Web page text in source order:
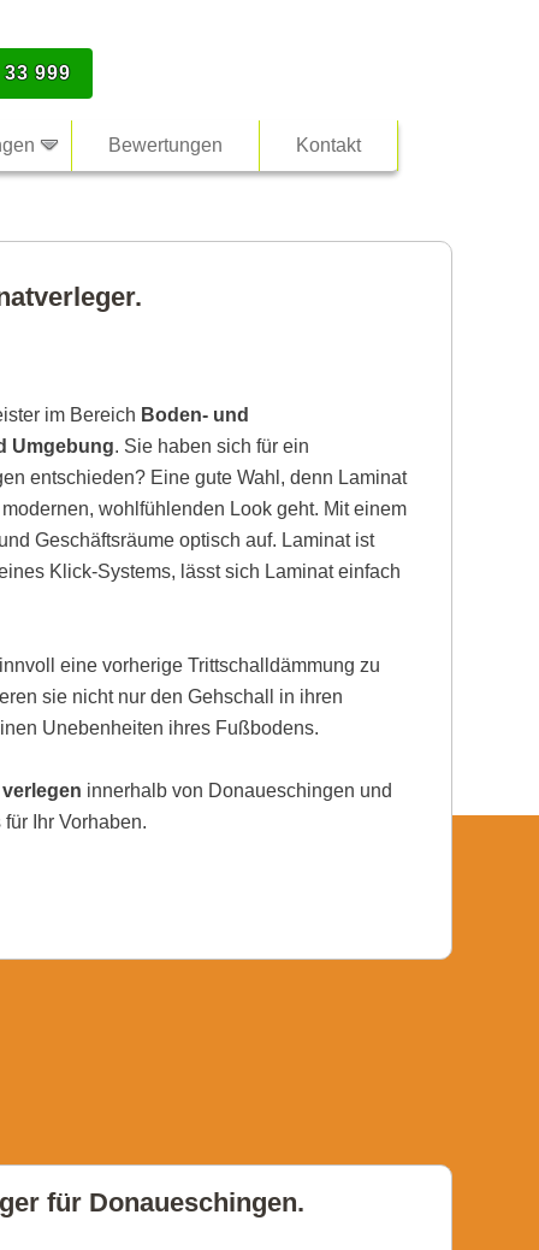
999
Bewertungen Kontakt
im Bereich Boden- und
Umgebung. Sie haben sich für ein
entschieden? Eine gute Wahl, denn Laminat
wohlfühlenden Look geht. Mit einem
Geschäftsräume optisch auf. Laminat ist
Klick-Systems, lässt sich Laminat einfach
eine vorherige Trittschalldämmung zu
sie nicht nur den Gehschall in ihren
Unebenheiten ihres Fußbodens.
innerhalb von Donaueschingen und
Ihr Vorhaben.
für Donaueschingen.